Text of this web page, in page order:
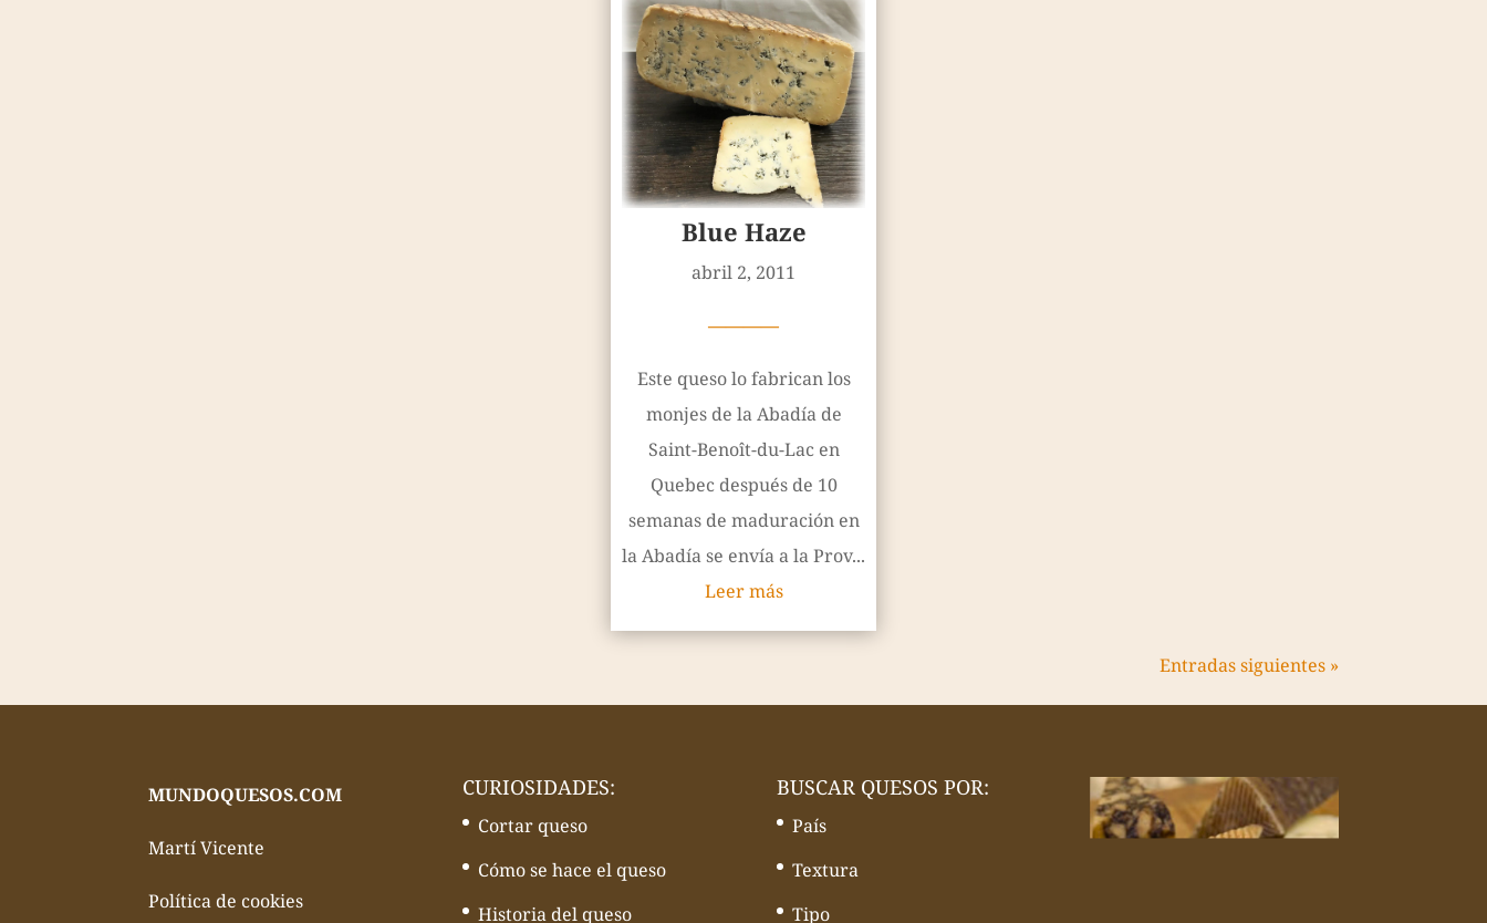
Blue Haze
abril 2, 2011
————
Este queso lo fabrican los
monjes de la Abadía de
Saint-Benoît-du-Lac en
Quebec después de 10
semanas de maduración en
la Abadía se envía a la Prov...
Leer más
Entradas siguientes »
MUNDOQUESOS.COM
Martí Vicente
Política de cookies
CURIOSIDADES:
Cortar queso
Cómo se hace el queso
Historia del queso
BUSCAR QUESOS POR:
País
Textura
Tipo